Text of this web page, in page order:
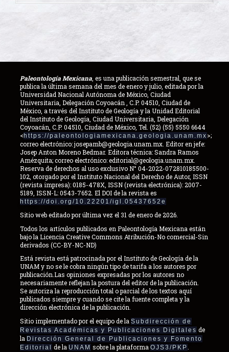
Paleontología Mexicana , es una publicación semestral, que se
publica la última semana del mes de enero y julio, editada por la
Universidad Nacional Autónoma de México, Ciudad
Universitaria, Delegación Coyoacán , C.P. 04510, Ciudad de
México, a través del Instituto de Geología y la Unidad Editorial
del Instituto de Geología, Ciudad Universitaria, Delegación
Coyoacán, C.P. 04510, Ciudad de México, Tel. (52) (55) 5550 6644
< https://paleontologiamexicana.geologia.unam.mx >;
correo electrónico: josepamb@geologia.unam.mx. Editor en jefe:
Josep Anton Moreno Bedmar. Editora técnica: Sandra Ramos
Amézquita; correo electrónico: editorial@geologia.unam.mx.
Reserva de derechos al uso exclusivo N° 04-2022-072810185500-
102, otorgado por el Instituto Nacional del Derecho de Autor, ISSN
(revista impresa): 0185-478X, ISSN (revista electrónica): 2007-
5189, ISSN-L: 0543-7652. El DOI de la revista es
https://doi.org/10.22201/igl.05437652e
Sitio web editado por última vez el 31 de enero de 2026.
Todos los artículos publicados en Paleontología Mexicana están
bajo la Licencia Creative Commons Atribución-No comercial-Sin
derivados (CC-BY-NC-ND)
Está revista está patrocinada por el Instituto de Geología de la
UNAM y no se le cobra ningún tipo de tarifa a los autores por
publicación.Las opiniones expresadas por los autores no
necesariamente reflejan la postura del editor de la publicación.
Se autoriza la reproducción total o parcial de los textos aquí
publicados siempre y cuando se cite la fuente completa y la
dirección electrónica de la publicación.
Sitio implementado por el equipo de la Subdirección de
Revistas Académicas y Publicaciones Digitales de
la Dirección General de Publicaciones y Fomento
Editorial
de la UNAM sobre la plataforma OJS3/PKP